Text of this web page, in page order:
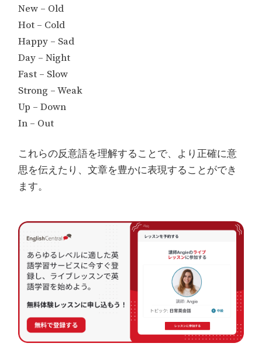
New – Old
Hot – Cold
Happy – Sad
Day – Night
Fast – Slow
Strong – Weak
Up – Down
In – Out
これらの反意語を理解することで、より正確に意
思を伝えたり、文章を豊かに表現することができ
ます。